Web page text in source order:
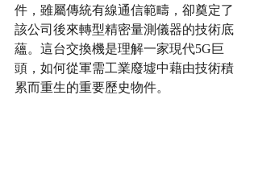
件，雖屬傳統有線通信範疇，卻奠定了
該公司後來轉型精密量測儀器的技術底
蘊。這台交換機是理解一家現代5G巨
頭，如何從軍需工業廢墟中藉由技術積
累而重生的重要歷史物件。